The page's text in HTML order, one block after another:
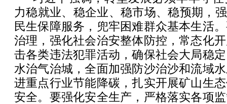
力稳就业、稳企业、稳市场、稳预期，
民生保障服务，兜牢困难群众基本生活
治理，强化社会治安整体防控，常态化
击各类违法犯罪活动，确保社会大局稳
水治气治城，全面加强防沙治沙和流域
进重点行业节能降碳，扎实开展矿山生
安全。要强化安全生产，严格落实各项